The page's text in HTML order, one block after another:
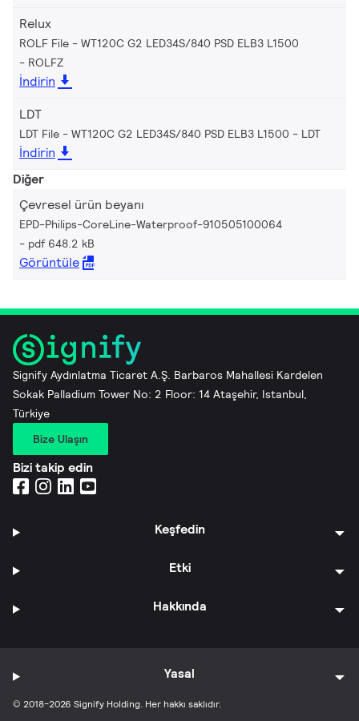
Relux
ROLF File - WT120C G2 LED34S/840 PSD ELB3 L1500
ROLFZ
İndirin
LDT
LDT File - WT120C G2 LED34S/840 PSD ELB3 L1500 LDT
İndirin
Diğer
Çevresel ürün beyanı
EPD-Philips-CoreLine-Waterproof-910505100064
pdf 648.2 kB
Görüntüle
Signify Aydınlatma Ticaret A.Ş. Barbaros Mahallesi Kardelen
Sokak Palladium Tower No: 2 Floor: 14 Ataşehir, Istanbul,
Türkiye
Bize Ulaşın
Bizi takip edin
Keşfedin
Etki
Hakkında
© 2018-2026 Signify Holding. Her hakkı saklıdır.
Yasal